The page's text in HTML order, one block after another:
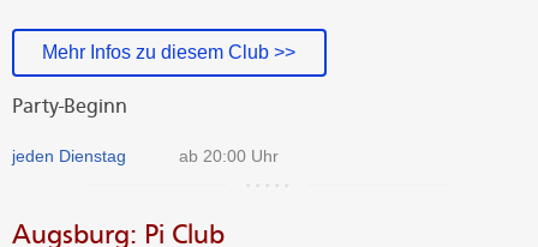
Mehr Infos zu diesem Club >>
Party-Beginn
jeden Dienstag ab 20:00 Uhr
Augsburg: Pi Club